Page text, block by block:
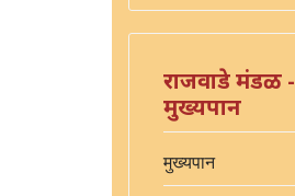
राजवाडे मंडळ -
मुख्यपान
मुख्यपान